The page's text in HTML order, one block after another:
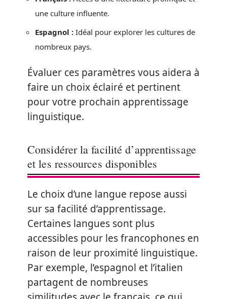
une culture influente.
Espagnol : Idéal pour explorer les cultures de
nombreux pays.
Évaluer ces paramètres vous aidera à
faire un choix éclairé et pertinent
pour votre prochain apprentissage
linguistique.
Considérer la facilité d’apprentissage
et les ressources disponibles
Le choix d’une langue repose aussi
sur sa facilité d’apprentissage.
Certaines langues sont plus
accessibles pour les francophones en
raison de leur proximité linguistique.
Par exemple, l’espagnol et l’italien
partagent de nombreuses